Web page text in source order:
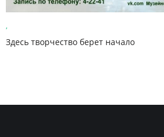
,
Здесь творчество берет начало